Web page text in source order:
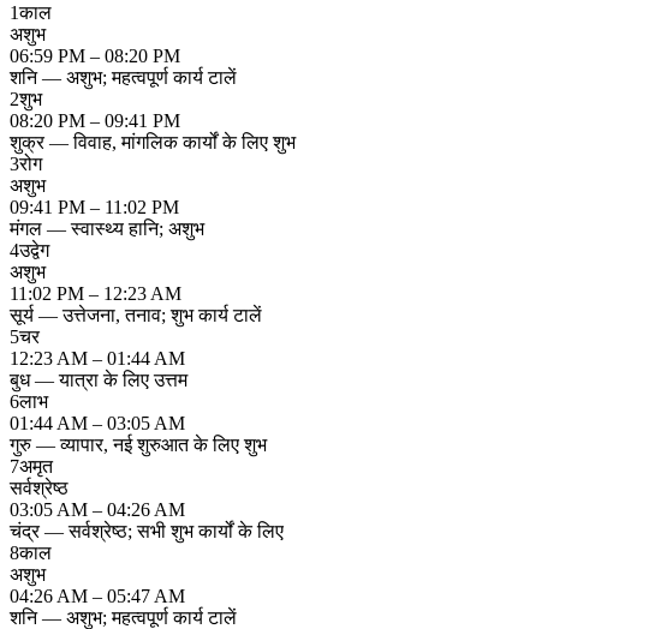
1काल
अशुभ
06:59 PM – 08:20 PM
शनि — अशुभ; महत्वपूर्ण कार्य टालें
2शुभ
08:20 PM – 09:41 PM
शुक्र — विवाह, मांगलिक कार्यों के लिए शुभ
3रोग
अशुभ
09:41 PM – 11:02 PM
मंगल — स्वास्थ्य हानि; अशुभ
4उद्वेग
अशुभ
11:02 PM – 12:23 AM
सूर्य — उत्तेजना, तनाव; शुभ कार्य टालें
5चर
12:23 AM – 01:44 AM
बुध — यात्रा के लिए उत्तम
6लाभ
01:44 AM – 03:05 AM
गुरु — व्यापार, नई शुरुआत के लिए शुभ
7अमृत
सर्वश्रेष्ठ
03:05 AM – 04:26 AM
चंद्र — सर्वश्रेष्ठ; सभी शुभ कार्यों के लिए
8काल
अशुभ
04:26 AM – 05:47 AM
शनि — अशुभ; महत्वपूर्ण कार्य टालें